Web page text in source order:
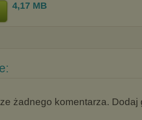
4,17 MB
żadnego komentarza. Dodaj